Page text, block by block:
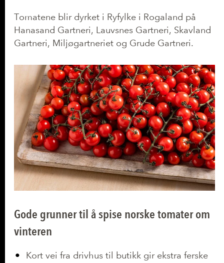
Tomatene blir dyrket i Ryfylke i Rogaland på
Hanasand Gartneri, Lauvsnes Gartneri, Skavland
Gartneri, Miljøgartneriet og Grude Gartneri.
Gode grunner til å spise norske tomater om
vinteren
Kort vei fra drivhus til butikk gir ekstra ferske